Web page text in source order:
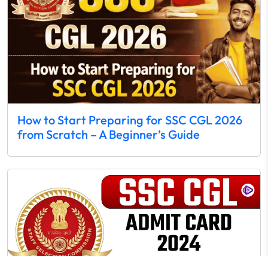
How to Start Preparing for SSC CGL 2026
from Scratch – A Beginner’s Guide